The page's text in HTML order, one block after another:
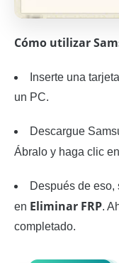
Cómo utilizar
Inserte una
un PC.
Descargue
Ábralo y haga clic
Después de
en Eliminar FRP.
completado.